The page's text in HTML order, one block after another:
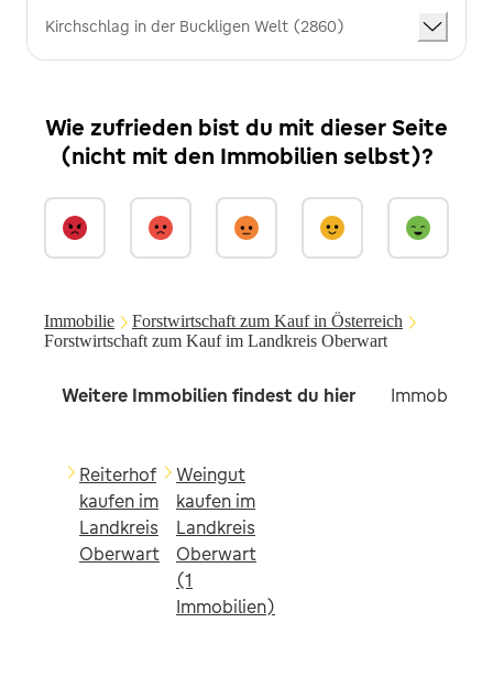
Kirchschlag in der Buckligen Welt (2860)
Wie zufrieden bist du mit dieser Seite
(nicht mit den Immobilien selbst)?
Immobilie
Forstwirtschaft zum Kauf in Österreich
Forstwirtschaft zum Kauf im Landkreis Oberwart
Weitere Immobilien findest du hier Immobilien
Reiterhof
kaufen im
Landkreis
Oberwart
Weingut
kaufen im
Landkreis
Oberwart
(1
Immobilien)